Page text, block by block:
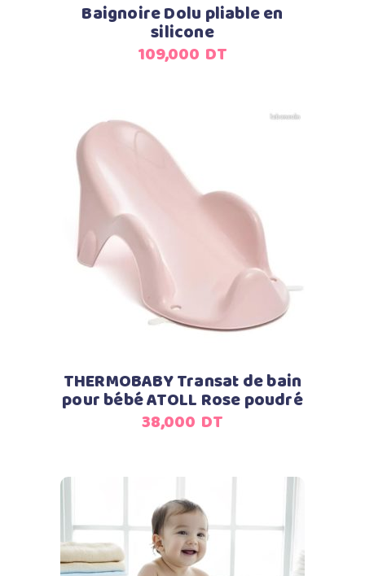
Baignoire Dolu pliable en
silicone
109,000 DT
Ajouter au panier
THERMOBABY Transat de bain
pour bébé ATOLL Rose poudré
38,000 DT